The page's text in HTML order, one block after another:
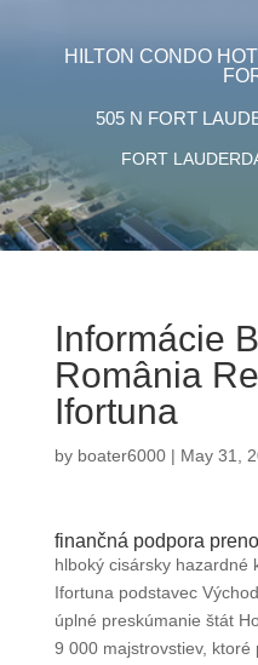
HILTON CONDO
505 N FORT
FORT
Informácie
România
Ifortuna
by boater6000| May 31,
finančná podpora
hlboký cisársky hazardné
Ifortuna podstavec
úplné preskúmanie štát
9 000 majstrovstiev, ktoré